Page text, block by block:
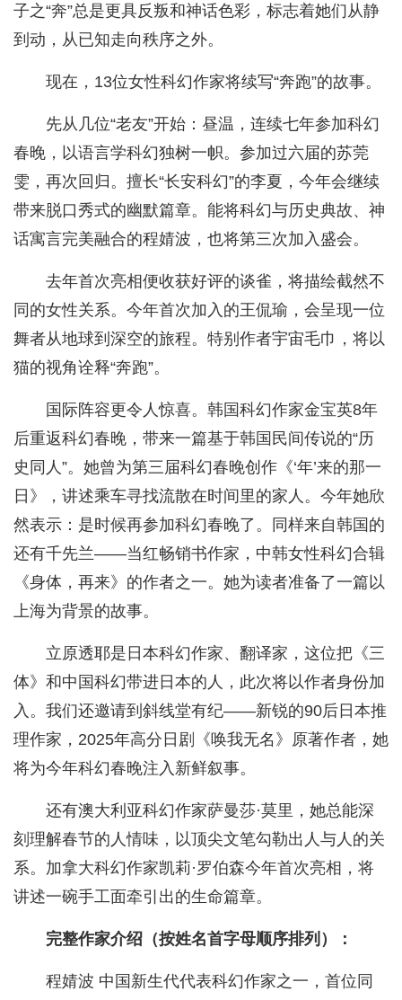
子之“奔”总是更具反叛和神话色彩，标志着她们从静
到动，从已知走向秩序之外。
现在，13位女性科幻作家将续写“奔跑”的故事。
先从几位“老友”开始：昼温，连续七年参加科幻
春晚，以语言学科幻独树一帜。参加过六届的苏莞
雯，再次回归。擅长“长安科幻”的李夏，今年会继续
带来脱口秀式的幽默篇章。能将科幻与历史典故、神
话寓言完美融合的程婧波，也将第三次加入盛会。
去年首次亮相便收获好评的谈雀，将描绘截然不
同的女性关系。今年首次加入的王侃瑜，会呈现一位
舞者从地球到深空的旅程。特别作者宇宙毛巾，将以
猫的视角诠释“奔跑”。
国际阵容更令人惊喜。韩国科幻作家金宝英8年
后重返科幻春晚，带来一篇基于韩国民间传说的“历
史同人”。她曾为第三届科幻春晚创作《‘年’来的那一
日》，讲述乘车寻找流散在时间里的家人。今年她欣
然表示：是时候再参加科幻春晚了。同样来自韩国的
还有千先兰——当红畅销书作家，中韩女性科幻合辑
《身体，再来》的作者之一。她为读者准备了一篇以
上海为背景的故事。
立原透耶是日本科幻作家、翻译家，这位把《三
体》和中国科幻带进日本的人，此次将以作者身份加
入。我们还邀请到斜线堂有纪——新锐的90后日本推
理作家，2025年高分日剧《唤我无名》原著作者，她
将为今年科幻春晚注入新鲜叙事。
还有澳大利亚科幻作家萨曼莎·莫里，她总能深
刻理解春节的人情味，以顶尖文笔勾勒出人与人的关
系。加拿大科幻作家凯莉·罗伯森今年首次亮相，将
讲述一碗手工面牵引出的生命篇章。
完整作家介绍（按姓名首字母顺序排列）：
程婧波 中国新生代代表科幻作家之一，首位同